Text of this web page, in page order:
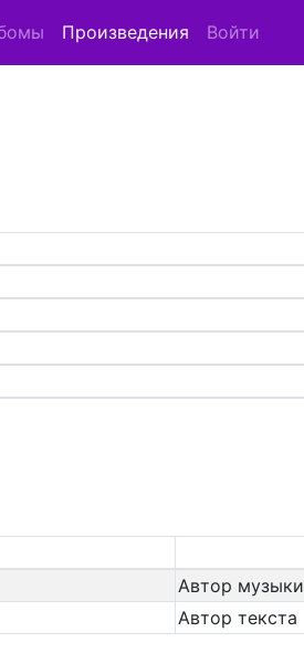
Произведения Войти
Автор музыки
Автор текста